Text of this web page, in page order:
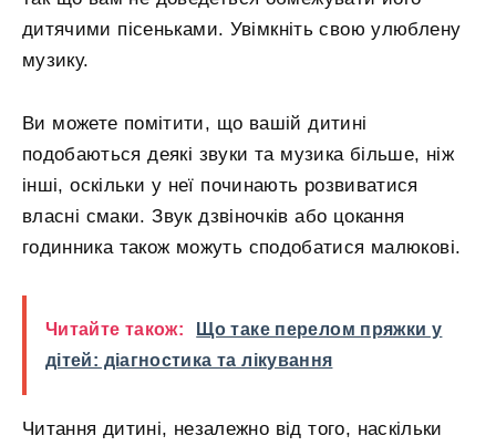
дитячими пісеньками. Увімкніть свою улюблену
музику.
Ви можете помітити, що вашій дитині
подобаються деякі звуки та музика більше, ніж
інші, оскільки у неї починають розвиватися
власні смаки. Звук дзвіночків або цокання
годинника також можуть сподобатися малюкові.
Читайте також:
Що таке перелом пряжки у
дітей: діагностика та лікування
Читання дитині, незалежно від того, наскільки